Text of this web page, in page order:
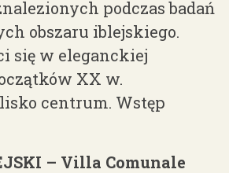
podczas badań
obszaru iblejskiego.
się w eleganckiej
XX w.
centrum. Wstęp
– Villa Comunale